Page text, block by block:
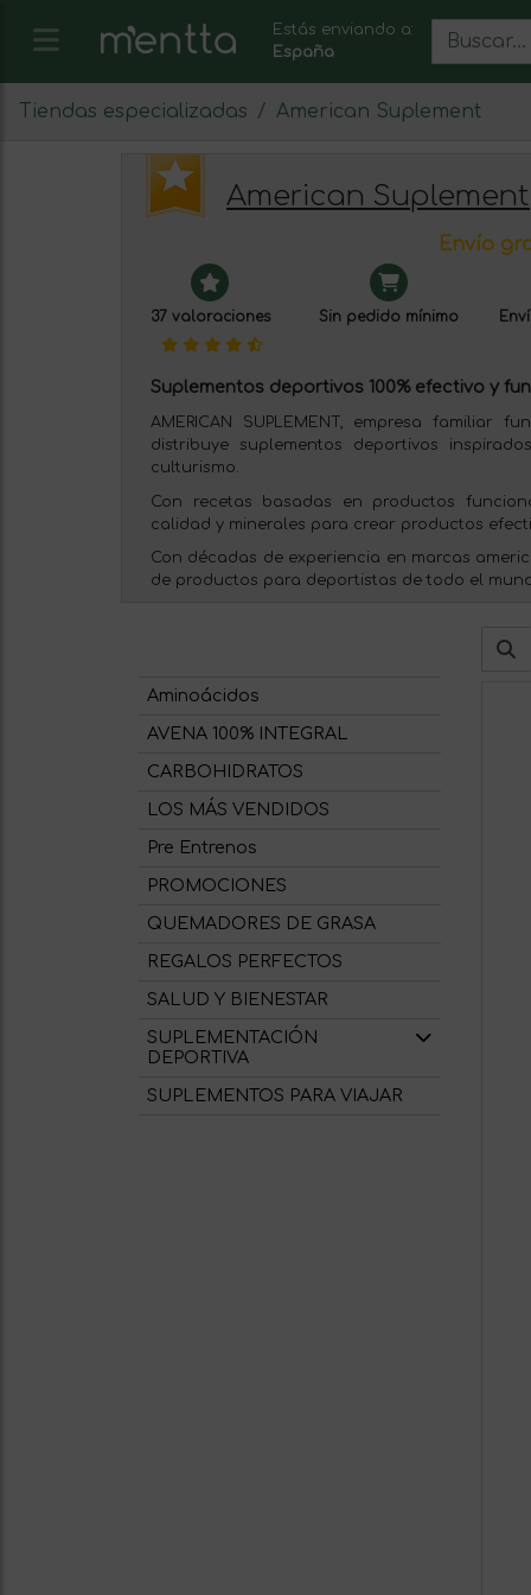
Estás enviando a:
España
Tiendas especializadas American Suplement
American Suplement
Envío
37 valoraciones Sin pedido mínimo
Suplementos deportivos 100% efectivo y
AMERICAN SUPLEMENT, empresa familiar
distribuye suplementos deportivos
culturismo.
Con recetas basadas en productos
calidad y minerales para crear productos
Con décadas de experiencia en marcas
de productos para deportistas de todo el
Aminoácidos
AVENA 100% INTEGRAL
CARBOHIDRATOS
LOS MÁS VENDIDOS
Pre Entrenos
PROMOCIONES
QUEMADORES DE GRASA
REGALOS PERFECTOS
SALUD Y BIENESTAR
SUPLEMENTACIÓN
DEPORTIVA
SUPLEMENTOS PARA VIAJAR